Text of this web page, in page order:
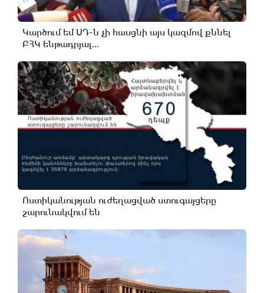
Կարծում եմ ՍԴ-ն չի հասցնի այս կազմով քննել
ԲՀԿ ենթադրյալ...
Ոստիկանության ուժեղացված ստուգայցերը
շարունակվում են